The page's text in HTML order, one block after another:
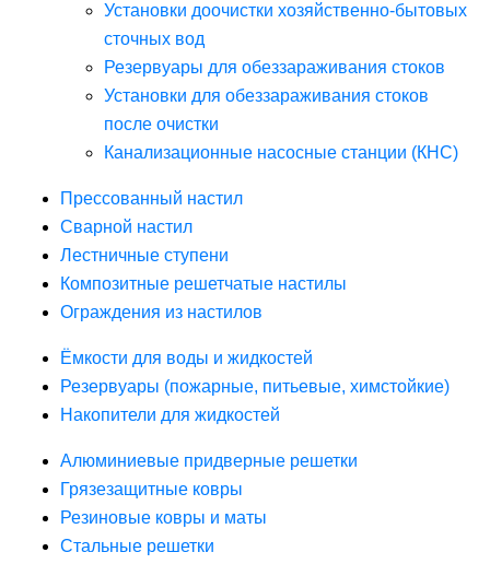
Установки доочистки хозяйственно-бытовых
сточных вод
Резервуары для обеззараживания стоков
Установки для обеззараживания стоков
после очистки
Канализационные насосные станции (КНС)
Прессованный настил
Сварной настил
Лестничные ступени
Композитные решетчатые настилы
Ограждения из настилов
Ёмкости для воды и жидкостей
Резервуары (пожарные, питьевые, химстойкие)
Накопители для жидкостей
Алюминиевые придверные решетки
Грязезащитные ковры
Резиновые ковры и маты
Стальные решетки